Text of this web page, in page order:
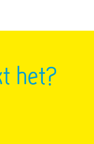
het?